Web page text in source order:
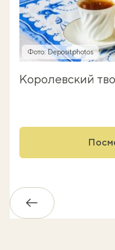
Фото: Depositphotos
Королевский
Обратно